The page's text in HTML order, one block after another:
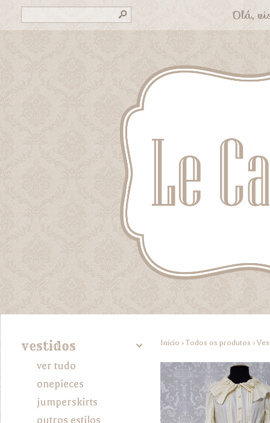
s Olá,
vestidos 4
ver tudo
onepieces
jumperskirts
outros estilos
Início › Todos os produtos ›